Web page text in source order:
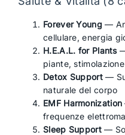
Forever Young —
cellulare, energia
H.E.A.L. for Plants—
piante,
Detox Support—
naturale del corpo
EMF Harmonization
frequenze
Sleep Support—